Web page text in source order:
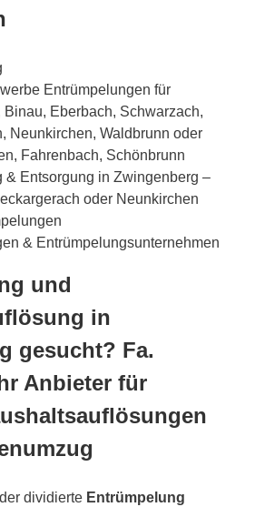
Entrümpelungen für
Eberbach, Schwarzach,
Neunkirchen, Waldbrunn oder
Fahrenbach, Schönbrunn
& Entsorgung in Zwingenberg –
oder Neunkirchen
& Entrümpelungsunternehmen
und
in
gesucht? Fa.
Anbieter für
dividierte Entrümpelung